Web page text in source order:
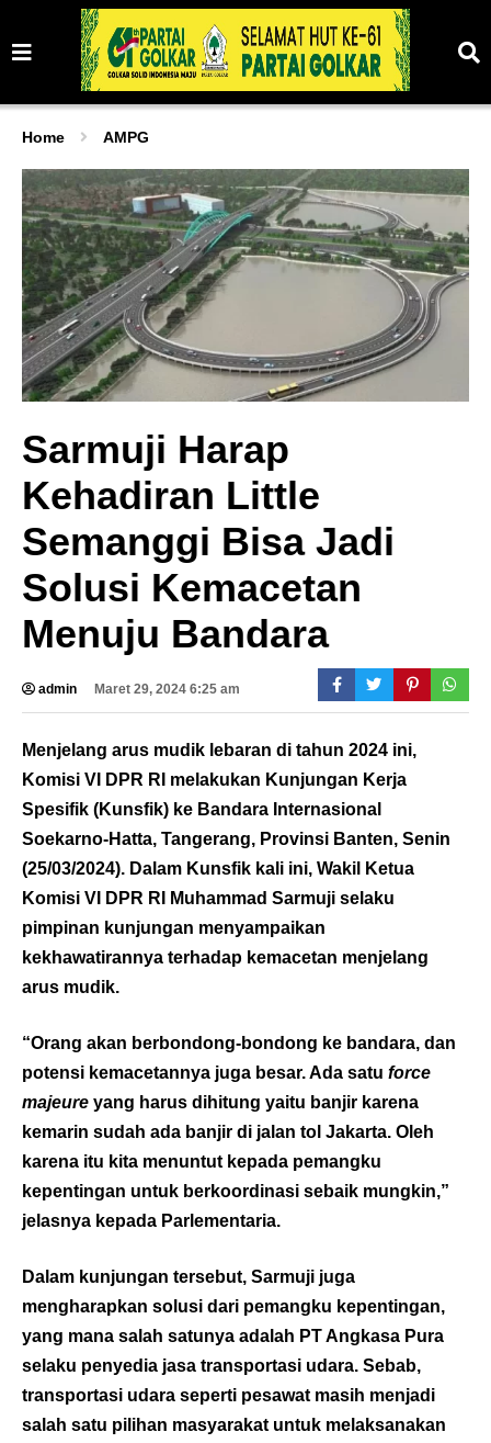
Home AMPG
Sarmuji Harap
Kehadiran Little
Semanggi Bisa Jadi
Solusi Kemacetan
Menuju Bandara
admin Maret 29, 2024 6:25 am
Menjelang arus mudik lebaran di tahun 2024 ini,
Komisi VI DPR RI melakukan Kunjungan Kerja
Spesifik (Kunsfik) ke Bandara Internasional
Soekarno-Hatta, Tangerang, Provinsi Banten, Senin
(25/03/2024). Dalam Kunsfik kali ini, Wakil Ketua
Komisi VI DPR RI Muhammad Sarmuji selaku
pimpinan kunjungan menyampaikan
kekhawatirannya terhadap kemacetan menjelang
arus mudik.
“Orang akan berbondong-bondong ke bandara, dan
potensi kemacetannya juga besar. Ada satu force
majeure yang harus dihitung yaitu banjir karena
kemarin sudah ada banjir di jalan tol Jakarta. Oleh
karena itu kita menuntut kepada pemangku
kepentingan untuk berkoordinasi sebaik mungkin,”
jelasnya kepada Parlementaria.
Dalam kunjungan tersebut, Sarmuji juga
mengharapkan solusi dari pemangku kepentingan,
yang mana salah satunya adalah PT Angkasa Pura
selaku penyedia jasa transportasi udara. Sebab,
transportasi udara seperti pesawat masih menjadi
salah satu pilihan masyarakat untuk melaksanakan